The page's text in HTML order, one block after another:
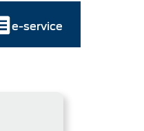
e-service